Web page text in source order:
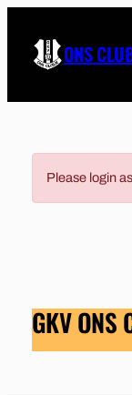
ONS
Please login
GKV ONS